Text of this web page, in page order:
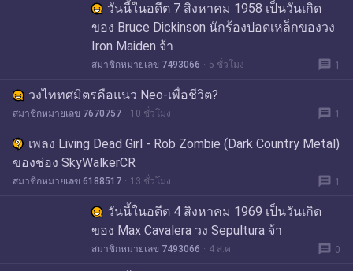
วันนี้ในอดีต 7 สิงหาคม 1958 เป็นวันเกิด
ของ Bruce Dickinson นักร้องปอดเหล็กของวง
Iron Maiden จ้า
สมาชิกหมายเลข 7493066 5 ชั่วโมง message 1
วงไททศมิตรคือแนว Neo-เพื่อชีวิต?
สมาชิกหมายเลข 7670757 10 ชั่วโมง message 1
เพลง Living Dead Girl - Rob Zombie (Dark Country Metal)
ของช่อง SkyWalkerCR
สมาชิกหมายเลข 6188517 13 ชั่วโมง message 1
วันนี้ในอดีต 4 สิงหาคม 1969 เป็นวันเกิด
ของ Max Cavalera วง Sepultura จ้า
สมาชิกหมายเลข 7493066 4 ส.ค. message 0